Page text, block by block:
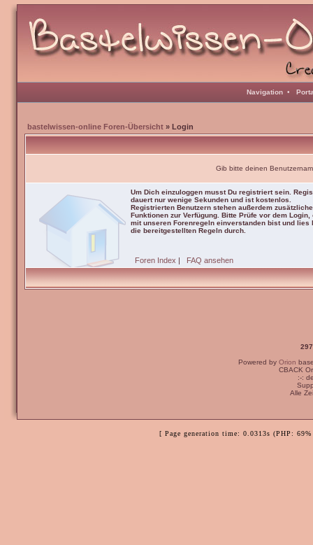
Navigation •
bastelwissen-online Foren-Übersicht » Login
Gib bitte deinen
Um Dich einzuloggen musst Du registriert sein.
dauert nur wenige Sekunden und ist kostenlos.
Registrierten Benutzern stehen außerdem zusätzliche
Funktionen zur Verfügung. Bitte Prüfe vor dem Login,
mit unseren Forenregeln einverstanden bist und lies
die bereitgestellten Regeln durch.
Foren Index | FAQ ansehen
Powered by Orion
CBACK
:-:
Alle
[ Page generation time: 0.0313s (PHP: